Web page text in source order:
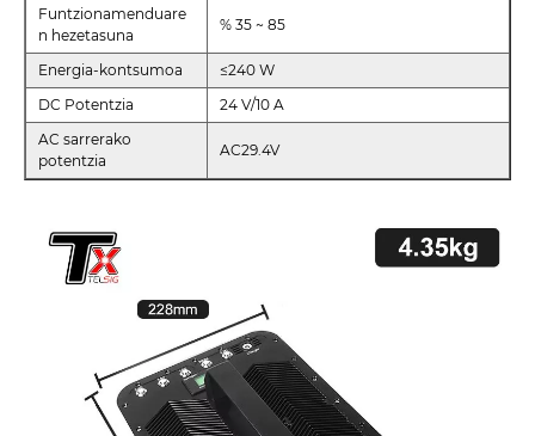
Funtzionamenduare
n hezetasuna
% 35 ~ 85
Energia-kontsumoa
≤240 W
DC Potentzia
24 V/10 A
AC sarrerako
potentzia
AC29.4V